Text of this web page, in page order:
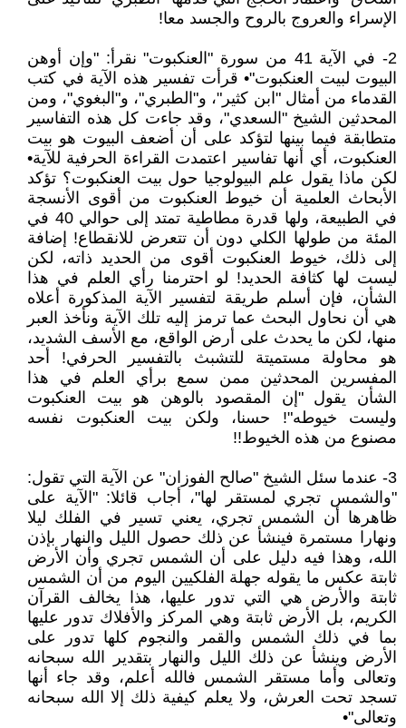
الإسراء والعروج بالروح والجسد معا!
2- في الآية 41 من سورة "العنكبوت" نقرأ: "وإن أوهن
البيوت لبيت العنكبوت"• قرأت تفسير هذه الآية في كتب
القدماء من أمثال "ابن كثير"، و"الطبري"، و"البغوي"، ومن
المحدثين الشيخ "السعدي"، وقد جاءت كل هذه التفاسير
متطابقة فيما بينها لتؤكد على أن أضعف البيوت هو بيت
العنكبوت، أي أنها تفاسير اعتمدت القراءة الحرفية للآية•
لكن ماذا يقول علم البيولوجيا حول بيت العنكبوت؟ تؤكد
الأبحاث العلمية أن خيوط العنكبوت من أقوى الأنسجة
في الطبيعة، ولها قدرة مطاطية تمتد إلى حوالي 40 في
المئة من طولها الكلي دون أن تتعرض للانقطاع! إضافة
إلى ذلك، خيوط العنكبوت أقوى من الحديد ذاته، لكن
ليست لها كثافة الحديد! لو احترمنا رأي العلم في هذا
الشأن، فإن أسلم طريقة لتفسير الآية المذكورة أعلاه
هي أن نحاول البحث عما ترمز إليه تلك الآية ونأخذ العبر
منها، لكن ما يحدث على أرض الواقع، مع الأسف الشديد،
هو محاولة مستميتة للتشبث بالتفسير الحرفي! أحد
المفسرين المحدثين ممن سمع برأي العلم في هذا
الشأن يقول "إن المقصود بالوهن هو بيت العنكبوت
وليست خيوطه"! حسنا، ولكن بيت العنكبوت نفسه
مصنوع من هذه الخيوط!!
3- عندما سئل الشيخ "صالح الفوزان" عن الآية التي تقول:
"والشمس تجري لمستقر لها"، أجاب قائلا: "الآية على
ظاهرها أن الشمس تجري، يعني تسير في الفلك ليلا
ونهارا مستمرة فينشأ عن ذلك حصول الليل والنهار بإذن
الله، وهذا فيه دليل على أن الشمس تجري وأن الأرض
ثابتة عكس ما يقوله جهلة الفلكيين اليوم من أن الشمس
ثابتة والأرض هي التي تدور عليها، هذا يخالف القرآن
الكريم، بل الأرض ثابتة وهي المركز والأفلاك تدور عليها
بما في ذلك الشمس والقمر والنجوم كلها تدور على
الأرض وينشأ عن ذلك الليل والنهار بتقدير الله سبحانه
وتعالى وأما مستقر الشمس فالله أعلم، وقد جاء أنها
تسجد تحت العرش، ولا يعلم كيفية ذلك إلا الله سبحانه
وتعالى"•